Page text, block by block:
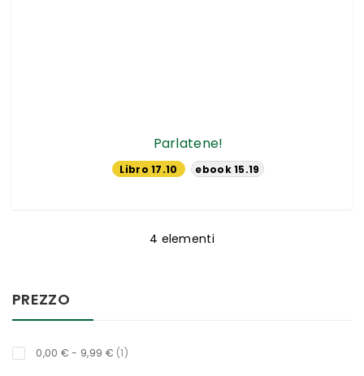
Parlatene!
Libro 17.10
ebook 15.19
4 elementi
PREZZO
0,00 € - 9,99 € 1titolo